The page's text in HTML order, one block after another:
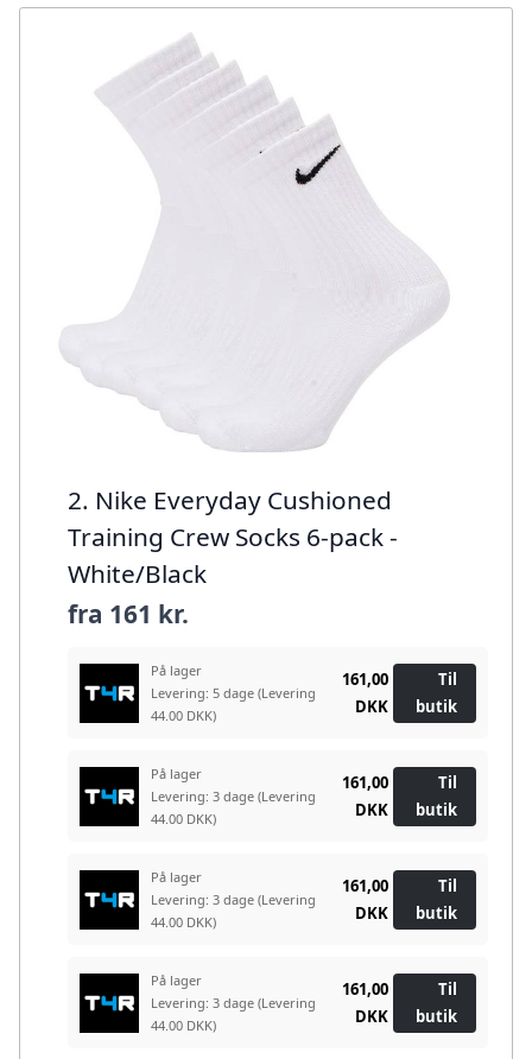
2. Nike Everyday Cushioned
Training Crew Socks 6-pack -
White/Black
fra 161 kr.
På lager
Levering: 5 dage (Levering
44.00 DKK)
161,00
DKK
Til
butik
På lager
Levering: 3 dage (Levering
44.00 DKK)
161,00
DKK
Til
butik
På lager
Levering: 3 dage (Levering
44.00 DKK)
161,00
DKK
Til
butik
På lager
Levering: 3 dage (Levering
44.00 DKK)
161,00
DKK
Til
butik